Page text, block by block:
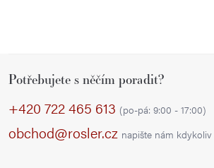
Potřebujete s něčím poradit?
+420 722 465 613 (po-pá: 9:00 - 17:00)
obchod@rosler.cz napište nám kdykoliv